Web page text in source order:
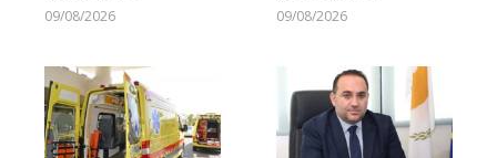
09/08/2026
09/08/2026